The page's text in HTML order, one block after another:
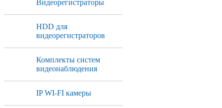
Видеорегистраторы
HDD для
видеорегистраторов
Комплекты систем
видеонаблюдения
IP WI-FI камеры